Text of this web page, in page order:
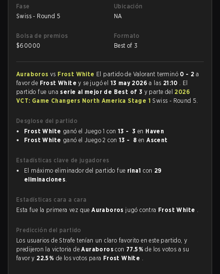
Fase
Swiss - Round 5
Ubicación
NA
Bolsa de premios
$60000
Formato
Best of 3
Auraboros vs Frost White El partido de Valorant terminó 0 - 2 a
favor de Frost Whitey se jugó el 13 may 2026a las 21:10 . El
partido fue una serie al mejor de Best of 3 y parte del 2026
VCT: Game Changers North America Stage 1 Swiss - Round 5.
Desglose del partido
Frost White ganó el Juego 1 con 13 - 3 en Haven
Frost White ganó el Juego 2 con 13 - 8 enAscent
Estadísticas clave de jugadores
El máximo eliminador del partido fue rina1 con 29
eliminaciones.
Estadísticas cara a cara
Esta fue la primera vez queAuraboros jugó contra Frost White .
Predicción del partido
Los usuarios de Strafe tenían un claro favorito en este partido, y
predijeron la victoria deAuraboroscon 77.5%de los votos a su
favor y 22.5% de los votos para Frost White .